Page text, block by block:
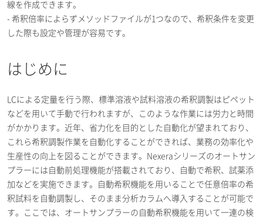
線を作成できます。
- 希釈倍率によらずメソッドファイルが1つなので、希釈条件を変更
した際も設定や管理が容易です。
はじめに
LCによる定量を行う際、標準溶液や試料溶液の希釈調製はピペット
などを用いて手動で行われますが、このような作業には労力と時間
がかかります。近年、省力化を目的とした自動化が望まれており、
これら希釈調製作業を自動化することができれば、業務の効率化や
生産性の向上を図ることができます。Nexeraシリーズのオートサン
プラーには自動前処理機能が搭載されており、自動で希釈、試薬添
加などを実施できます。自動希釈機能を用いることで任意倍率の希
釈試料を自動調製し、そのまま分析カラムへ導入することが可能で
す。ここでは、オートサンプラーの自動希釈機能を用いて一連の検